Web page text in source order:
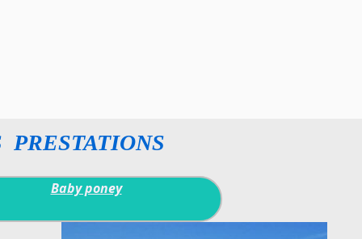
PRESTATIONS
Baby poney